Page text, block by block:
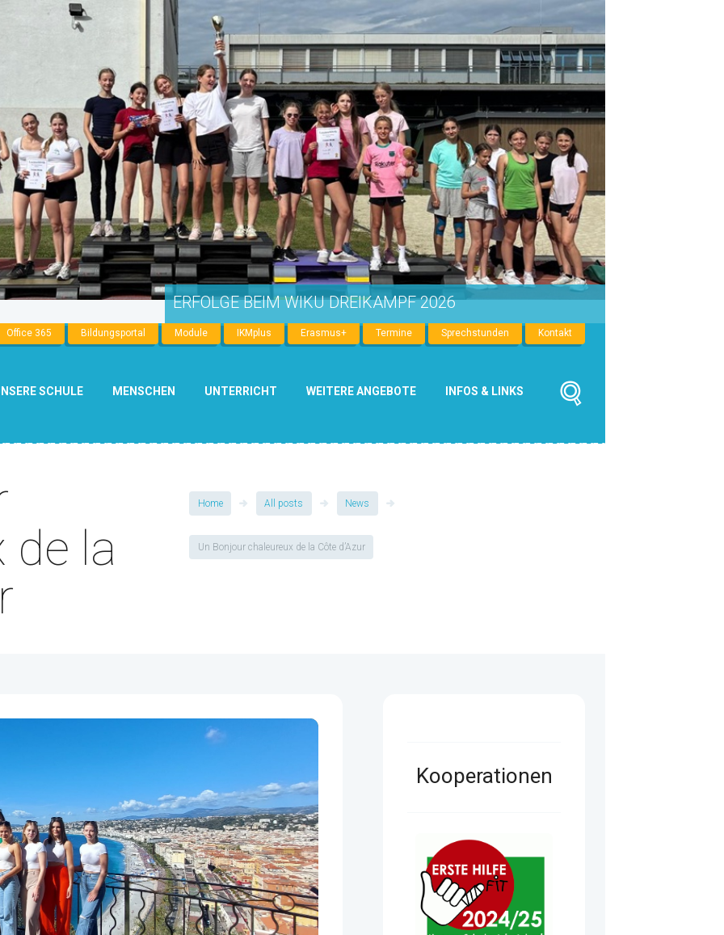
ERFOLGE BEIM WIKU DREIKAMPF 2026
Office 365 Bildungsportal Module IKMplus Erasmus+ Termine Sprechstunden Kontakt
SCHULE MENSCHEN UNTERRICHT WEITERE ANGEBOTE INFOS & LINKS
Home All posts News
Un Bonjour chaleureux de la Côte d’Azur
de la
Kooperationen